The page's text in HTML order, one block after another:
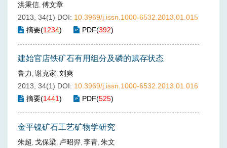
洪秉信, 傅文章
2013, 34(1) DOI: 10.3969/j.issn.1000-6532.2013.01.015
摘要(1234) PDF(392)
建始官店铁矿石有用组分及磷的赋存状态
鲁力 , 谢克家, 刘爽
2013, 34(1) DOI: 10.3969/j.issn.1000-6532.2013.01.016
摘要(1441) PDF(525)
金平镍矿石工艺矿物学研究
朱超 , 戈保梁, 卢昭羿, 李青, 朱文